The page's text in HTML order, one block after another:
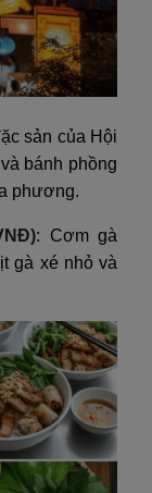
sản của Hội
bánh phồng
phương.
: Cơm gà
gà xé nhỏ và